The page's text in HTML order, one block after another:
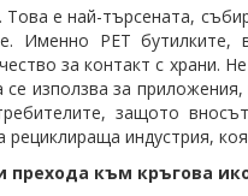
е най-търсената,
Именно РЕТ
за контакт с храни.
използва за
защото
индустрия,
прехода към кръгова